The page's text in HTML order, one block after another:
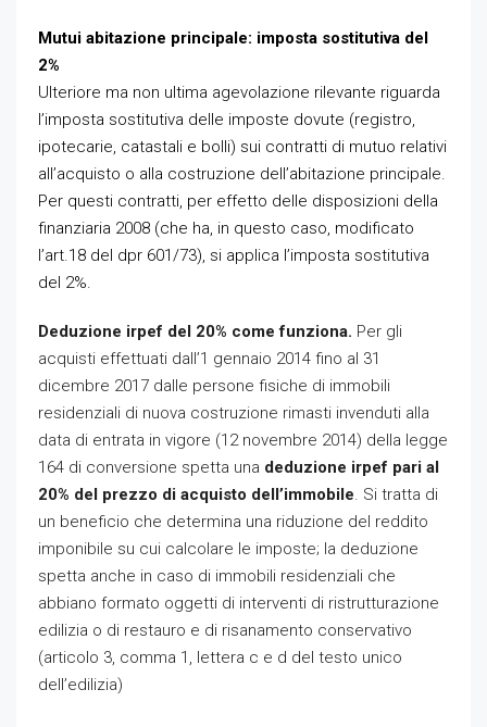
Mutui abitazione principale: imposta sostitutiva del
2%
Ulteriore ma non ultima agevolazione rilevante riguarda
l’imposta sostitutiva delle imposte dovute (registro,
ipotecarie, catastali e bolli) sui contratti di mutuo relativi
all’acquisto o alla costruzione dell’abitazione principale.
Per questi contratti, per effetto delle disposizioni della
finanziaria 2008 (che ha, in questo caso, modificato
l’art.18 del dpr 601/73), si applica l’imposta sostitutiva
del 2%.
Deduzione irpef del 20% come funziona. Per gli
acquisti effettuati dall’1 gennaio 2014 fino al 31
dicembre 2017 dalle persone fisiche di immobili
residenziali di nuova costruzione rimasti invenduti alla
data di entrata in vigore (12 novembre 2014) della legge
164 di conversione spetta una deduzione irpef pari al
20% del prezzo di acquisto dell’immobile. Si tratta di
un beneficio che determina una riduzione del reddito
imponibile su cui calcolare le imposte; la deduzione
spetta anche in caso di immobili residenziali che
abbiano formato oggetti di interventi di ristrutturazione
edilizia o di restauro e di risanamento conservativo
(articolo 3, comma 1, lettera c e d del testo unico
dell’edilizia)